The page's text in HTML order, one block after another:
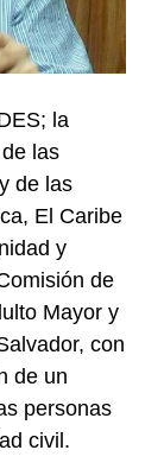
la
las
de las
El Caribe
y
de
Mayor y
con
de un
personas
civil.